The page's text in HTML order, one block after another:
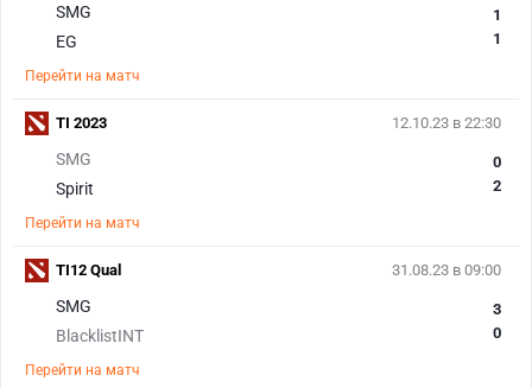
SMG
EG
1
1
Перейти на матч
12.10.23 в 22:30
SMG
Spirit
0
2
Перейти на матч
TI 2023
31.08.23 в 09:00
SMG
BlacklistINT
3
0
Перейти на матч
TI12 Qual